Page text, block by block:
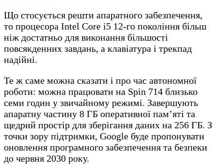
Що стосується решти апаратного забезпечення,
то процесора Intel Core i5 12-го покоління більш
ніж достатньо для виконання більшості
повсякденних завдань, а клавіатура і трекпад
надійні.
Те ж саме можна сказати і про час автономної
роботи: можна працювати на Spin 714 близько
семи годин у звичайному режимі. Завершують
апаратну частину 8 ГБ оперативної пам’яті та
щедрий простір для зберігання даних на 256 ГБ. З
точки зору підтримки, Google буде пропонувати
оновлення програмного забезпечення та безпеки
до червня 2030 року.